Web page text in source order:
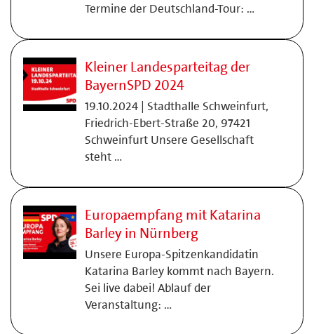
Termine der Deutschland-Tour: …
Kleiner Landesparteitag der
BayernSPD 2024
19.10.2024 | Stadthalle Schweinfurt,
Friedrich-Ebert-Straße 20, 97421
Schweinfurt Unsere Gesellschaft
steht …
Europaempfang mit Katarina
Barley in Nürnberg
Unsere Europa-Spitzenkandidatin
Katarina Barley kommt nach Bayern.
Sei live dabei! Ablauf der
Veranstaltung: …